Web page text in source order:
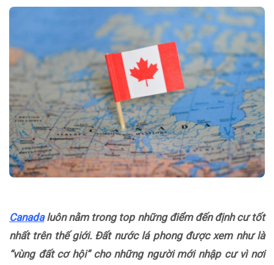
Canadaluôn nằm trong top những điểm đến định cư tốt
nhất trên thế giới. Đất nước lá phong được xem như là
“vùng đất cơ hội” cho những người mới nhập cư vì nơi